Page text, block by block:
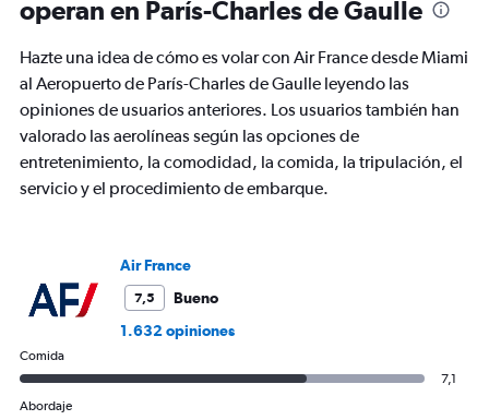
operan en París-Charles de Gaulle
Hazte una idea de cómo es volar con Air France desde Miami
al Aeropuerto de París-Charles de Gaulle leyendo las
opiniones de usuarios anteriores. Los usuarios también han
valorado las aerolíneas según las opciones de
entretenimiento, la comodidad, la comida, la tripulación, el
servicio y el procedimiento de embarque.
Air France
7,5
Bueno
1.632 opiniones
Comida
7,1
Abordaje